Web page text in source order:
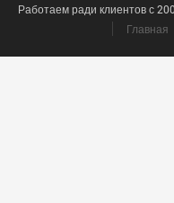
Работаем ради клиентов с
Главная